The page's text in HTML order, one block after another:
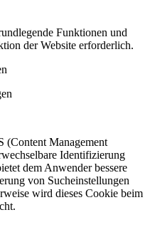
Funktionen und
der Website erforderlich.
(Content Management
Identifizierung
dem Anwender bessere
von Sucheinstellungen
wird dieses Cookie beim